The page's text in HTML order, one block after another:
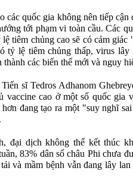
các quốc gia không nên tiếp cận
tới phạm vi toàn cầu. Các
tiêm chủng cao sẽ có cảm
tỷ lệ tiêm chủng thấp, virus lây
các biến thể mới và nguy
sĩ Tedros Adhanom
vaccine cao ở một số quốc gia
đang tạo ra một "suy nghĩ
đại dịch không thể kết thúc
83% dân số châu Phi chưa
và mầm bệnh vẫn đang lây